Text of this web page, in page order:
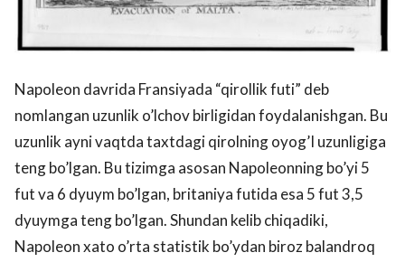
Napoleon davrida Fransiyada “qirollik futi” deb
nomlangan uzunlik o’lchov birligidan foydalanishgan. Bu
uzunlik ayni vaqtda taxtdagi qirolning oyog’I uzunligiga
teng bo’lgan. Bu tizimga asosan Napoleonning bo’yi 5
fut va 6 dyuym bo’lgan, britaniya futida esa 5 fut 3,5
dyuymga teng bo’lgan. Shundan kelib chiqadiki,
Napoleon xato o’rta statistik bo’ydan biroz balandroq